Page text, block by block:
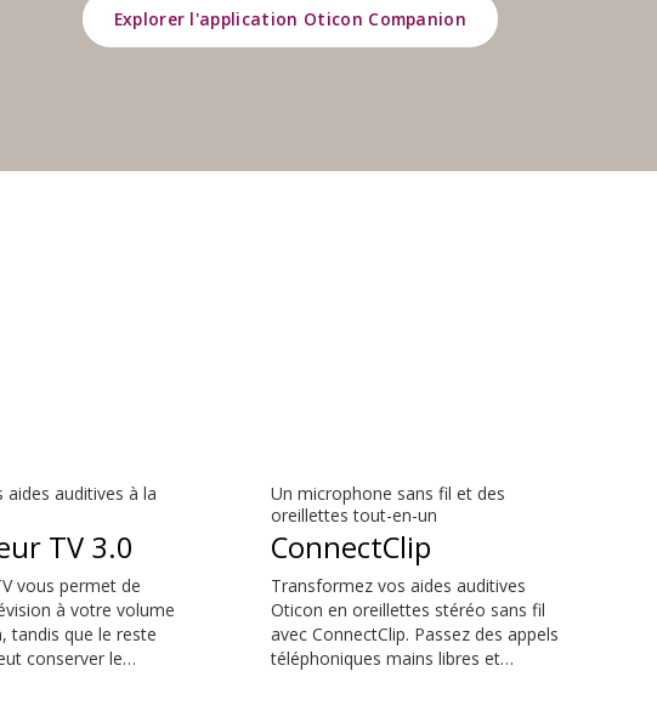
Explorer l'application Oticon Companion
aides auditives à la
TV 3.0
vous permet de
à votre volume
tandis que le reste
conserver le
Un microphone sans fil et des
oreillettes tout-en-un
ConnectClip
Transformez vos aides auditives
Oticon en oreillettes stéréo sans fil
avec ConnectClip. Passez des appels
téléphoniques mains libres et